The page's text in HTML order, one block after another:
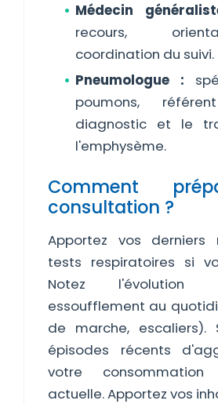
Médecin
recours,
coordination du suivi.
Pneumologue :
poumons,
diagnostic et le
l'emphysème.
Comment
consultation ?
Apportez vos derniers
tests respiratoires si
Notez
essoufflement au
de marche, escaliers).
épisodes récents
votre
actuelle. Apportez vos